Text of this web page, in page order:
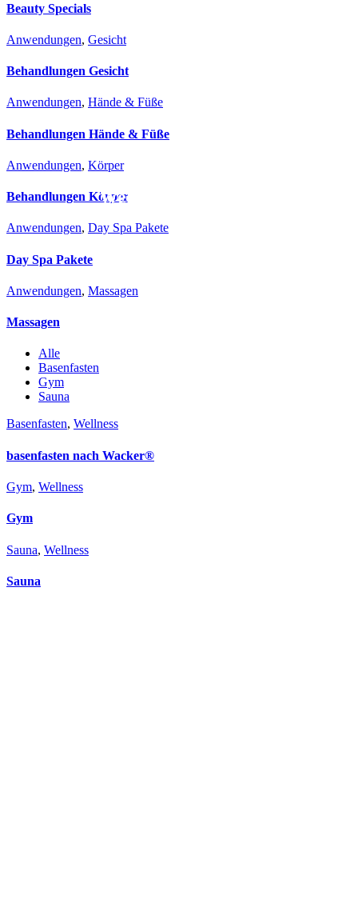
Wellness & Retreat
Beauty Specials
Anwendungen, Gesicht
Behand­lungen Gesicht
Anwendungen, Hände & Füße
Behand­lungen Hände & Füße
Anwendungen, Körper
Behand­lungen Körper
Anwendungen, Day Spa Pakete
Day Spa Pakete
Anwendungen, Massagen
Massagen
Alle
Basenfasten
Gym
Sauna
Basenfasten, Wellness
basenfasten nach Wacker®
Gym, Wellness
Gym
Sauna, Wellness
Sauna